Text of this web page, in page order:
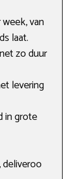
van
laat.
zo duur
levering
in grote